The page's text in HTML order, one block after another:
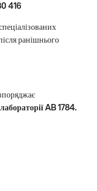
416
ранішнього
AB 1784.